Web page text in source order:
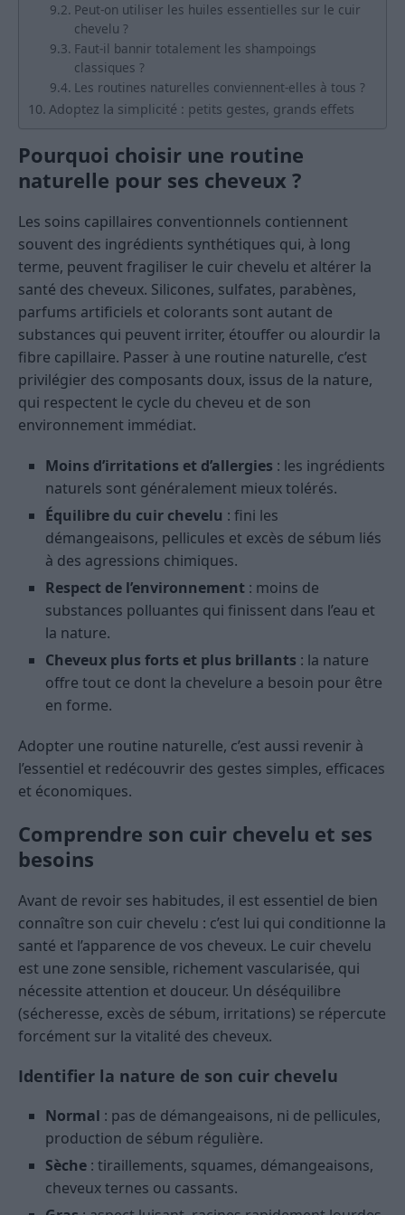
Peut-on utiliser les huiles essentielles sur le cuir
chevelu ?
Faut-il bannir totalement les shampoings
classiques ?
Les routines naturelles conviennent-elles à tous ?
Adoptez la simplicité : petits gestes, grands effets
Pourquoi choisir une routine
naturelle pour ses cheveux ?
Les soins capillaires conventionnels contiennent
souvent des ingrédients synthétiques qui, à long
terme, peuvent fragiliser le cuir chevelu et altérer la
santé des cheveux. Silicones, sulfates, parabènes,
parfums artificiels et colorants sont autant de
substances qui peuvent irriter, étouffer ou alourdir la
fibre capillaire. Passer à une routine naturelle, c’est
privilégier des composants doux, issus de la nature,
qui respectent le cycle du cheveu et de son
environnement immédiat.
Moins d’irritations et d’allergies : les ingrédients
naturels sont généralement mieux tolérés.
Équilibre du cuir chevelu : fini les
démangeaisons, pellicules et excès de sébum liés
à des agressions chimiques.
Respect de l’environnement : moins de
substances polluantes qui finissent dans l’eau et
la nature.
Cheveux plus forts et plus brillants : la nature
offre tout ce dont la chevelure a besoin pour être
en forme.
Adopter une routine naturelle, c’est aussi revenir à
l’essentiel et redécouvrir des gestes simples, efficaces
et économiques.
Comprendre son cuir chevelu et ses
besoins
Avant de revoir ses habitudes, il est essentiel de bien
connaître son cuir chevelu : c’est lui qui conditionne la
santé et l’apparence de vos cheveux. Le cuir chevelu
est une zone sensible, richement vascularisée, qui
nécessite attention et douceur. Un déséquilibre
(sécheresse, excès de sébum, irritations) se répercute
forcément sur la vitalité des cheveux.
Identifier la nature de son cuir chevelu
Normal : pas de démangeaisons, ni de pellicules,
production de sébum régulière.
Sèche : tiraillements, squames, démangeaisons,
cheveux ternes ou cassants.